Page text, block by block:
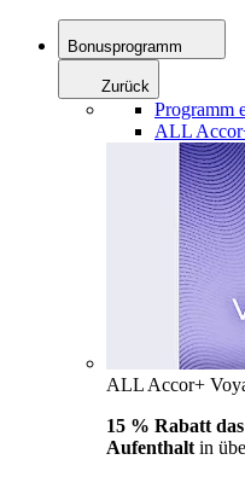
Bonusprogramm
Zurück
Programm
ALL
ALL Accor+
15 % Rabatt
Aufenthalt in